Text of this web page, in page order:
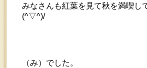
みなさんも紅葉を見て秋を満喫し
(^▽^)/
（み）でした。